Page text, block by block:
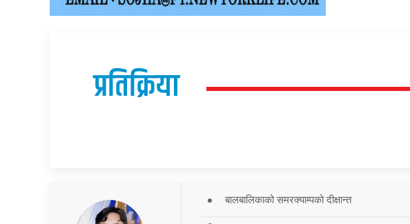
प्रतिक्रिया
बालबालिकाको समरक्याम्पको दीक्षान्त